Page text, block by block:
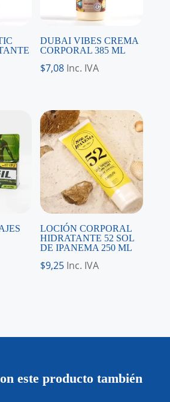
DUBAI VIBES CREMA
CORPORAL 385 ML
$7,08 Inc. IVA
LOCIÓN CORPORAL
HIDRATANTE 52 SOL
DE IPANEMA 250 ML
$9,25 Inc. IVA
este producto también